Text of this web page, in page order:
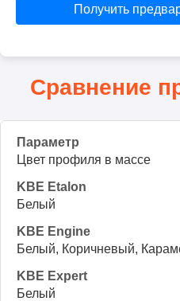
Получить
Сравнение
Цвет профиля в массе
Белый
Белый, Коричневый,
Белый